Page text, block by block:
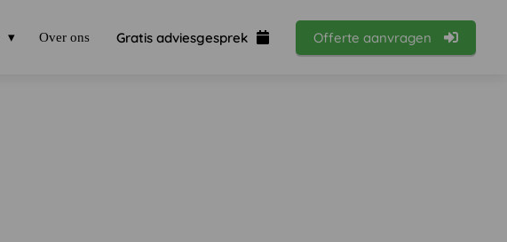
Over ons Gratis adviesgesprek Offerte aanvragen